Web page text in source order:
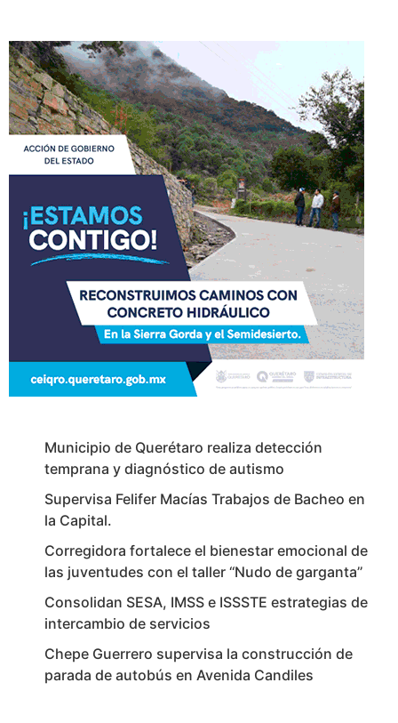
Municipio de Querétaro realiza detección
temprana y diagnóstico de autismo
Supervisa Felifer Macías Trabajos de Bacheo en
la Capital.
Corregidora fortalece el bienestar emocional de
las juventudes con el taller ‘‘Nudo de garganta’’
Consolidan SESA, IMSS e ISSSTE estrategias de
intercambio de servicios
Chepe Guerrero supervisa la construcción de
parada de autobús en Avenida Candiles